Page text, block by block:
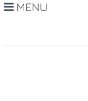
MENU